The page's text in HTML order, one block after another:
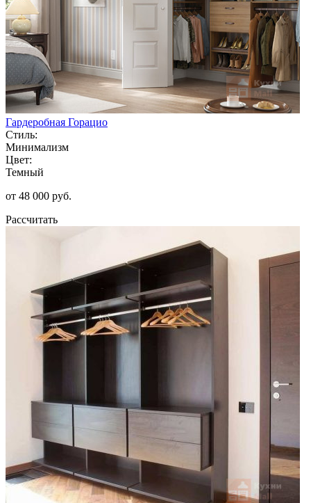
Гардеробная Горацио
Стиль:
Минимализм
Цвет:
Темный
от 48 000 руб.
Рассчитать